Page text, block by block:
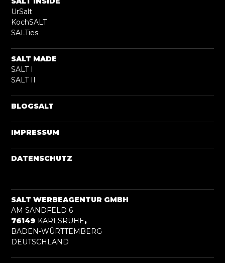
UrSalt
KochSALT
SALTies
SALT MADE
SALT I
SALT II
BLOGSALT
IMPRESSUM
DATENSCHUTZ
SALT WERBEAGENTUR GMBH
AM SANDFELD 6
76149 KARLSRUHE,
BADEN-WÜRTTEMBERG
DEUTSCHLAND